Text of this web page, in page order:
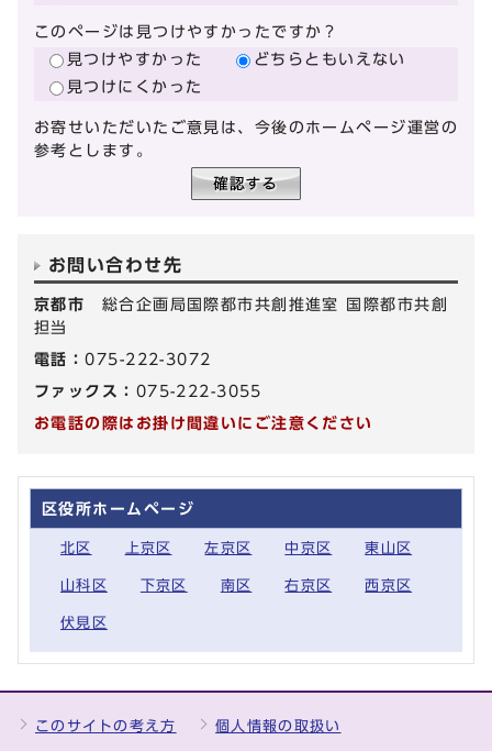
このページは見つけやすかったですか？
見つけやすかった
どちらともいえない
見つけにくかった
お寄せいただいたご意見は、今後のホームページ運営の
参考とします。
お問い合わせ先
京都市 総合企画局国際都市共創推進室 国際都市共創
担当
電話：075-222-3072
ファックス： 075-222-3055
お電話の際はお掛け間違いにご注意ください
区役所ホームページ
北区 上京区 左京区 中京区 東山区
山科区 下京区 南区 右京区 西京区
伏見区
このサイトの考え方 個人情報の取扱い